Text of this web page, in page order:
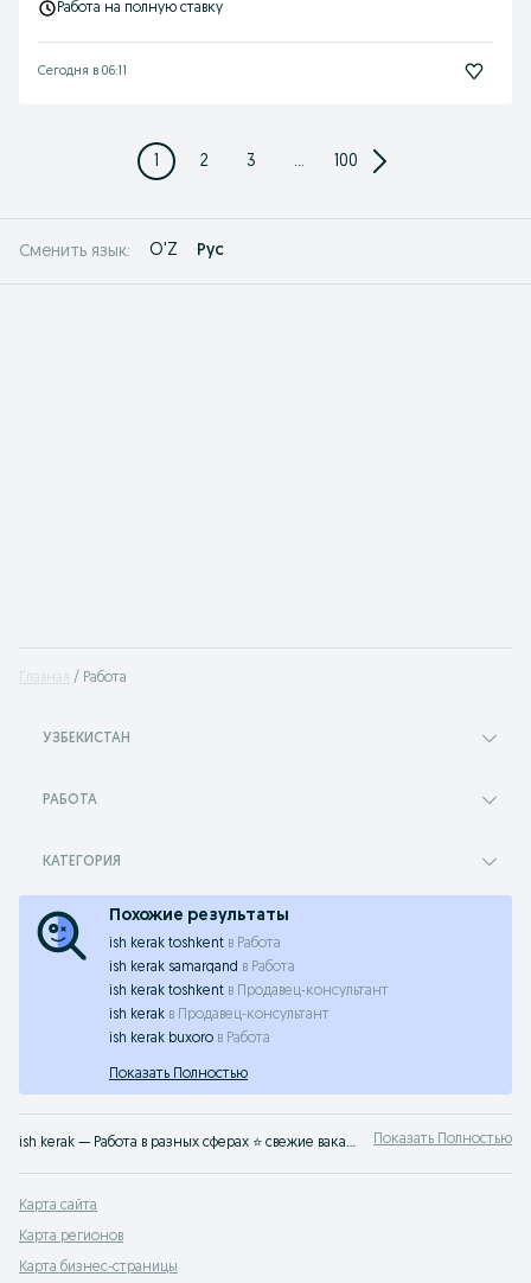
Работа на полную ставку
Сегодня в 06:11
1 2 3 ... 100
Сменить язык: O'Z Рус
Главная Работа
УЗБЕКИСТАН
РАБОТА
КАТЕГОРИЯ
Похожие результаты
ish kerak toshkent в Работа
ish kerak samarqand в Работа
ish kerak toshkent в
Продавец-консультант
ish kerak в
Продавец-консультант
ish kerak buxoro в Работа
Показать Полностью
ish kerak — Работа в разных сферах ⭐ свежие вакансии для специалистов и новичков ⚡ высокая оплата ✔️ прямые работодатели по всему Узбекистану на OLX.uz Показать Полностью
Карта сайта
Карта регионов
Карта бизнес-страницы